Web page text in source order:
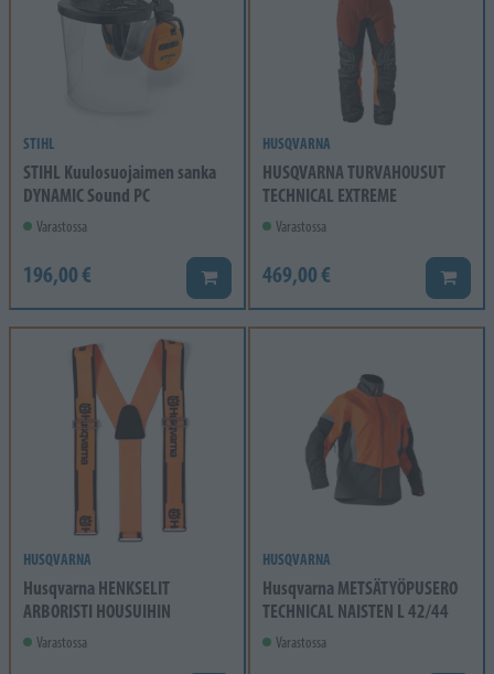
STIHL
STIHL Kuulosuojaimen sanka
DYNAMIC Sound PC
Varastossa
196,00 € Lisää koriin
HUSQVARNA
HUSQVARNA TURVAHOUSUT
TECHNICAL EXTREME
Varastossa
469,00 € Lisää
HUSQVARNA
Husqvarna HENKSELIT
ARBORISTI HOUSUIHIN
Varastossa
HUSQVARNA
Husqvarna METSÄTYÖPUSERO
TECHNICAL NAISTEN L 42/44
Varastossa